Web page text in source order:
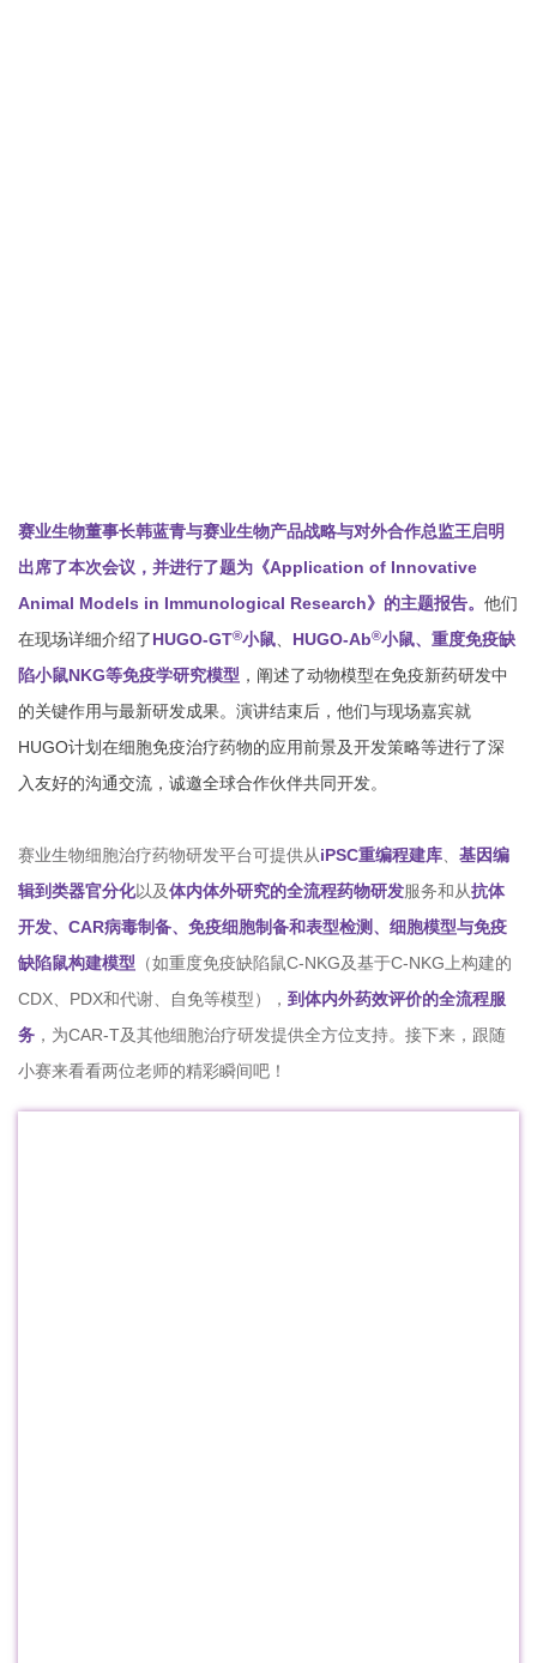
赛业生物董事长韩蓝青与赛业生物产品战略与对外合作总监王启明
出席了本次会议，并进行了题为《Application of Innovative
Animal Models in Immunological Research》的主题报告。 他们
在现场详细介绍了HUGO-GT®小鼠 HUGO-Ab®小鼠、重度免疫缺
陷小鼠NKG等免疫学研究模型 ，阐述了动物模型在免疫新药研发中
的关键作用与最新研发成果。演讲结束后，他们与现场嘉宾就
HUGO计划在细胞免疫治疗药物的应用前景及开发策略等进行了深
入友好的沟通交流，诚邀全球合作伙伴共同开发。
赛业生物细胞治疗药物研发平台可提供从iPSC重编程建库
基因编
辑到类器官分化以及体内体外研究的全流程药物研发服务和从抗体
开发、CAR病毒制备、免疫细胞制备和表型检测、细胞模型与免疫
缺陷鼠构建模型 （如重度免疫缺陷鼠C-NKG及基于C-NKG上构建的
CDX、PDX和代谢、自免等模型）， 到体内外药效评价的全流程服
务 ，为CAR-T及其他细胞治疗研发提供全方位支持。接下来，跟随
小赛来看看两位老师的精彩瞬间吧！